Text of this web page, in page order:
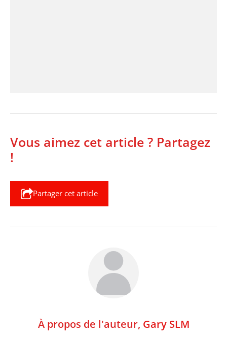
Vous aimez cet article ? Partagez
!
Partager cet article
À propos de l'auteur, Gary SLM